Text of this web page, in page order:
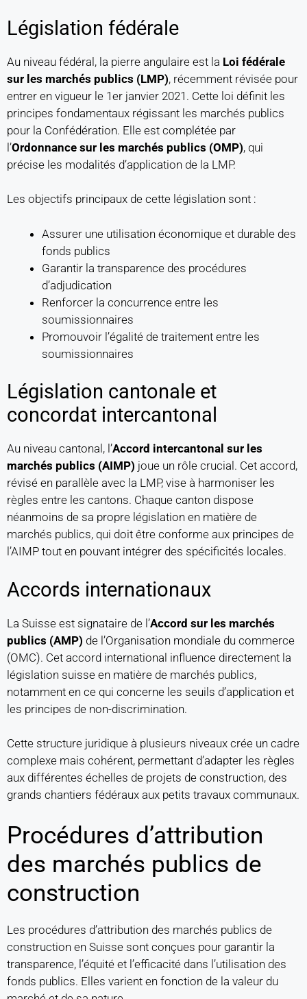
Législation fédérale
Au niveau fédéral, la pierre angulaire est la Loi fédérale
sur les marchés publics (LMP), récemment révisée pour
entrer en vigueur le 1er janvier 2021. Cette loi définit les
principes fondamentaux régissant les marchés publics
pour la Confédération. Elle est complétée par
l’Ordonnance sur les marchés publics (OMP), qui
précise les modalités d’application de la LMP.
Les objectifs principaux de cette législation sont :
Assurer une utilisation économique et durable des
fonds publics
Garantir la transparence des procédures
d’adjudication
Renforcer la concurrence entre les
soumissionnaires
Promouvoir l’égalité de traitement entre les
soumissionnaires
Législation cantonale et
concordat intercantonal
Au niveau cantonal, l’Accord intercantonal sur les
marchés publics (AIMP) joue un rôle crucial. Cet accord,
révisé en parallèle avec la LMP, vise à harmoniser les
règles entre les cantons. Chaque canton dispose
néanmoins de sa propre législation en matière de
marchés publics, qui doit être conforme aux principes de
l’AIMP tout en pouvant intégrer des spécificités locales.
Accords internationaux
La Suisse est signataire de l’Accord sur les marchés
publics (AMP) de l’Organisation mondiale du commerce
(OMC). Cet accord international influence directement la
législation suisse en matière de marchés publics,
notamment en ce qui concerne les seuils d’application et
les principes de non-discrimination.
Cette structure juridique à plusieurs niveaux crée un cadre
complexe mais cohérent, permettant d’adapter les règles
aux différentes échelles de projets de construction, des
grands chantiers fédéraux aux petits travaux communaux.
Procédures d’attribution
des marchés publics de
construction
Les procédures d’attribution des marchés publics de
construction en Suisse sont conçues pour garantir la
transparence, l’équité et l’efficacité dans l’utilisation des
fonds publics. Elles varient en fonction de la valeur du